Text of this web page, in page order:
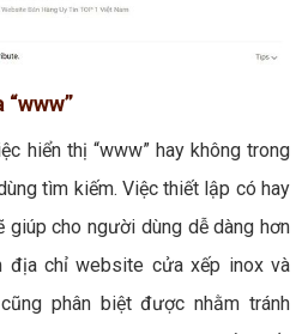
hiển thị “www” hay không trong
tìm kiếm. Việc thiết lập có hay
giúp cho người dùng dễ dàng hơn
địa chỉ website cửa xếp inox và
phân biệt được nhằm tránh